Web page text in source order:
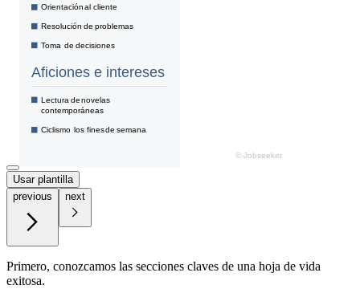
Usar plantilla
previous
next
Primero, conozcamos las secciones claves de una hoja de vida
exitosa.